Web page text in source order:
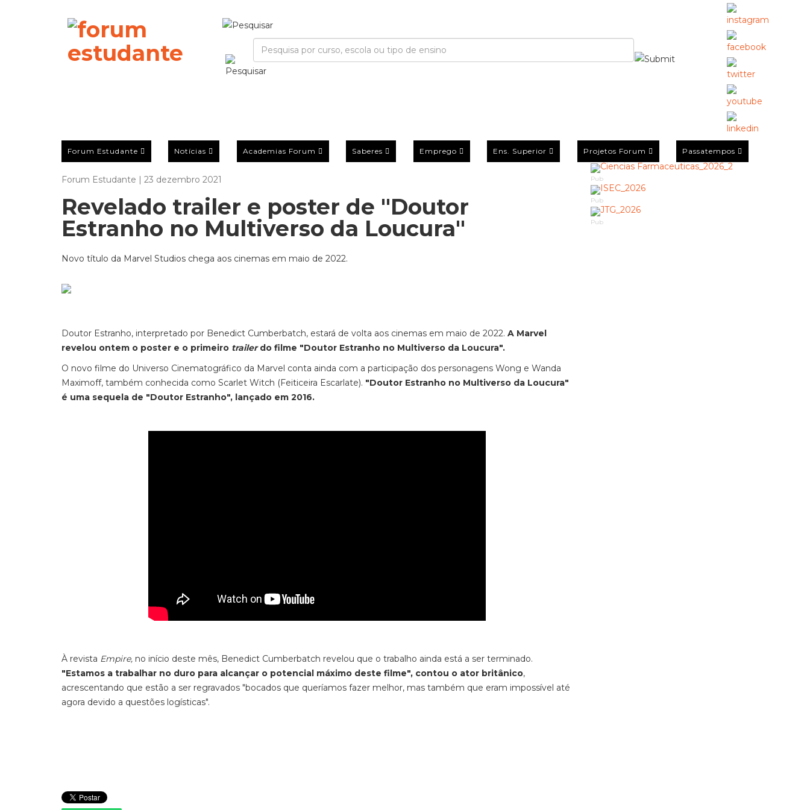
Forum Estudante Notícias Academias Forum Saberes Emprego Ens. Superior Projetos Forum Passatempos
Forum Estudante | 23 dezembro 2021
Revelado trailer e poster de "Doutor
Estranho no Multiverso da Loucura"
Novo título da Marvel Studios chega aos cinemas em maio de 2022.
Doutor Estranho, interpretado por Benedict Cumberbatch, estará de volta aos cinemas em maio de 2022. A Marvel
revelou ontem o poster e o primeiro trailerdo filme "Doutor Estranho no Multiverso da Loucura".
O novo filme do Universo Cinematográfico da Marvel conta ainda com a participação dos personagens Wong e Wanda
Maximoff, também conhecida como Scarlet Witch (Feiticeira Escarlate). "Doutor Estranho no Multiverso da Loucura"
é uma sequela de "Doutor Estranho", lançado em 2016.
À revista Empire, no início deste mês, Benedict Cumberbatch revelou que o trabalho ainda está a ser terminado.
"Estamos a trabalhar no duro para alcançar o potencial máximo deste filme", contou o ator britânico,
acrescentando que estão a ser regravados "bocados que queríamos fazer melhor, mas também que eram impossível até
agora devido a questões logísticas".
Pub
Pub
Pub